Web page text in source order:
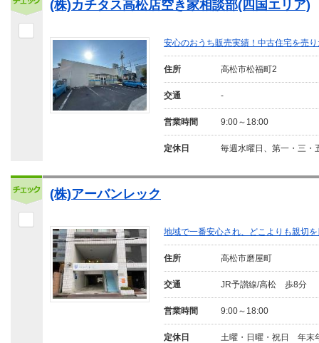
(株)カチタス高松店空き家相談部(四国エリア)
安心のおうち販売実績！中古住宅を売
住所 高松市松福町2
交通 -
営業時間 9:00～18:00
定休日 毎週水曜日、第一・三
(株)アーバンレック
地域で一番安心され、どこよりも親切
住所 高松市磨屋町
交通 JR予讃線/高松 歩8分
営業時間 9:00～18:00
定休日 土曜・日曜・祝日 年末